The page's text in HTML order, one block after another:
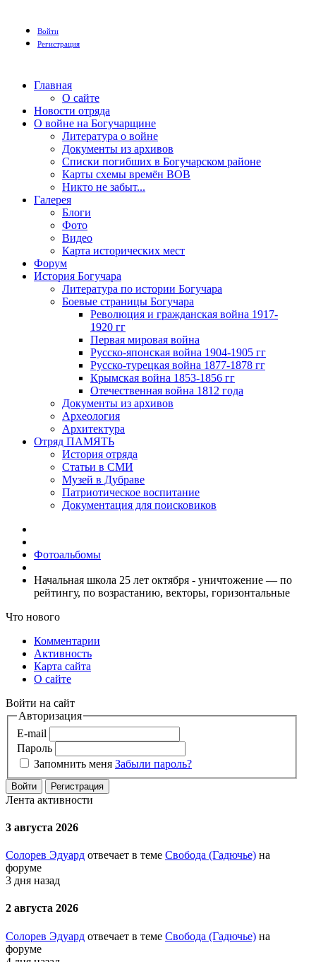
Войти
Регистрация
Главная
О сайте
Новости отряда
О войне на Богучарщине
Литература о войне
Документы из архивов
Списки погибших в Богучарском районе
Карты схемы времён ВОВ
Никто не забыт...
Галерея
Блоги
Фото
Видео
Карта исторических мест
Форум
История Богучара
Литература по истории Богучара
Боевые страницы Богучара
Революция и гражданская война 1917-
1920 гг
Первая мировая война
Русско-японская война 1904-1905 гг
Русско-турецкая война 1877-1878 гг
Крымская война 1853-1856 гг
Отечественная война 1812 года
Документы из архивов
Археология
Архитектура
Отряд ПАМЯТЬ
История отряда
Статьи в СМИ
Музей в Дубраве
Патриотическое воспитание
Документация для поисковиков
Фотоальбомы
Начальная школа 25 лет октября - уничтожение — по
рейтингу, по возрастанию, векторы, горизонтальные
Что нового
Комментарии
Активность
Карта сайта
О сайте
Войти на сайт
Авторизация
E-mail
Пароль
Запомнить меня Забыли пароль?
Войти Регистрация
Лента активности
3 августа 2026
Солорев Эдуард отвечает в теме Свобода (Гадючье) на
форуме
3 дня назад
2 августа 2026
Солорев Эдуард отвечает в теме Свобода (Гадючье) на
форуме